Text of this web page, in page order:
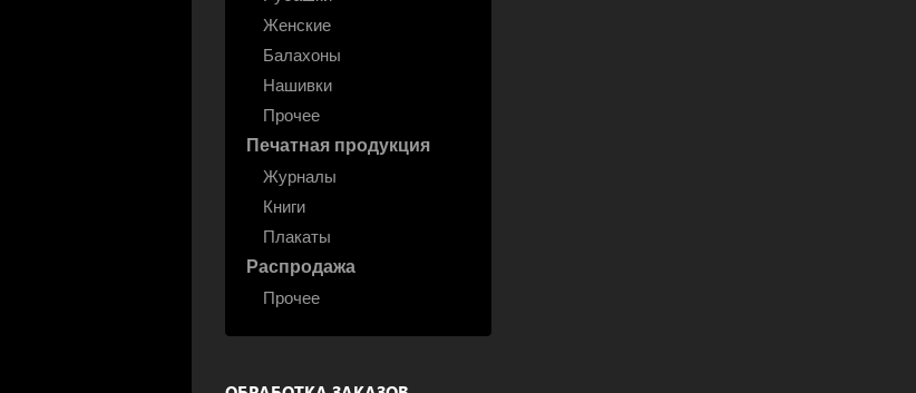
Женские
Балахоны
Нашивки
Прочее
Печатная продукция
Журналы
Книги
Плакаты
Распродажа
Прочее